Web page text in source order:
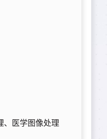
、医学图像处理